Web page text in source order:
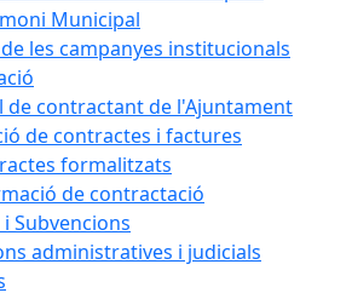
Municipal
les campanyes institucionals
de contractant de l'Ajuntament
de contractes i factures
formalitzats
de contractació
Subvencions
administratives i judicials